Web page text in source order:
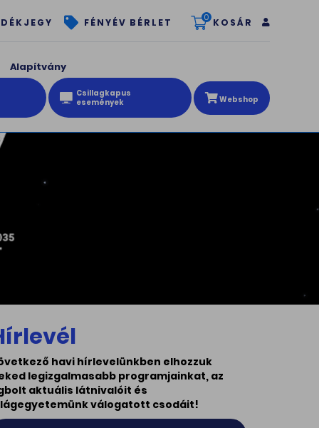
FÉNYÉV BÉRLET 0 KOSÁR
Alapítvány
Csillagkapus
események
Webshop
havi hírlevelünkben elhozzuk
legizgalmasabb programjainkat, az
aktuális látnivalóit és
válogatott csodáit!